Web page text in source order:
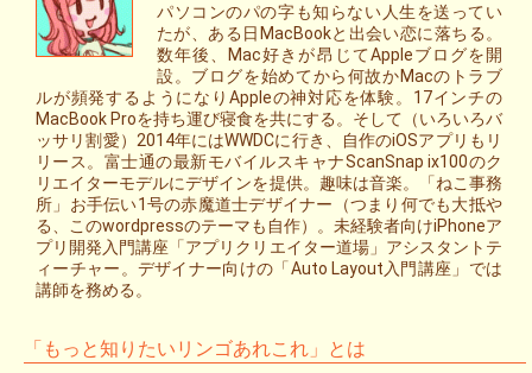
パソコンのパの字も知らない人生を送ってい
たが、ある日MacBookと出会い恋に落ちる。
数年後、Mac好きが昂じてAppleブログを開
設。ブログを始めてから何故かMacのトラブ
ルが頻発するようになりAppleの神対応を体験。17インチの
MacBook Proを持ち運び寝食を共にする。そして（いろいろバ
ッサリ割愛）2014年にはWWDCに行き、自作のiOSアプリもリ
リース。富士通の最新モバイルスキャナScanSnap ix100のク
リエイターモデルにデザインを提供。趣味は音楽。「ねこ事務
所」お手伝い1号の赤魔道士デザイナー（つまり何でも大抵や
る、このwordpressのテーマも自作）。未経験者向けiPhoneア
プリ開発入門講座「アプリクリエイター道場」アシスタントテ
ィーチャー。デザイナー向けの「Auto Layout入門講座」では
講師を務める。
「もっと知りたいリンゴあれこれ」とは